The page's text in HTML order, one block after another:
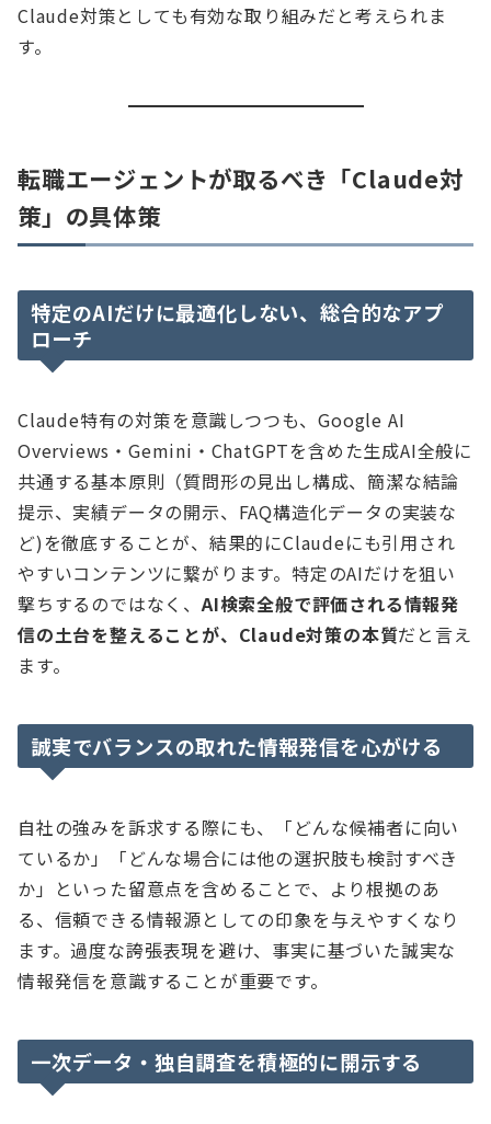
Claude対策としても有効な取り組みだと考えられま
す。
転職エージェントが取るべき「Claude対
策」の具体策
特定のAIだけに最適化しない、総合的なアプ
ローチ
Claude特有の対策を意識しつつも、Google AI
Overviews・Gemini・ChatGPTを含めた生成AI全般に
共通する基本原則（質問形の見出し構成、簡潔な結論
提示、実績データの開示、FAQ構造化データの実装な
ど)を徹底することが、結果的にClaudeにも引用され
やすいコンテンツに繋がります。特定のAIだけを狙い
撃ちするのではなく、AI検索全般で評価される情報発
信の土台を整えることが、Claude対策の本質だと言え
ます。
誠実でバランスの取れた情報発信を心がける
自社の強みを訴求する際にも、「どんな候補者に向い
ているか」「どんな場合には他の選択肢も検討すべき
か」といった留意点を含めることで、より根拠のあ
る、信頼できる情報源としての印象を与えやすくなり
ます。過度な誇張表現を避け、事実に基づいた誠実な
情報発信を意識することが重要です。
一次データ・独自調査を積極的に開示する